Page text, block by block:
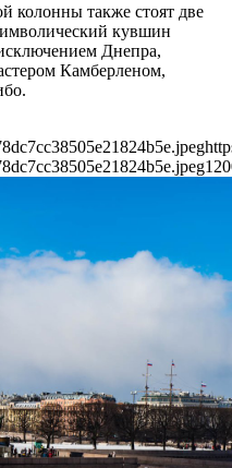
колонны также стоят две
кувшин
Днепра,
Камберленом,